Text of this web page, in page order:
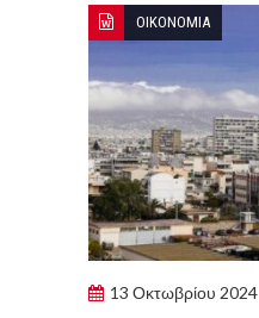
ΟΙΚΟΝΟΜΙΑ
13 Οκτωβρίου 2024